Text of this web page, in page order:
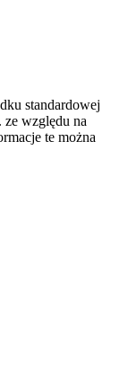
standardowej
ze względu na
te można